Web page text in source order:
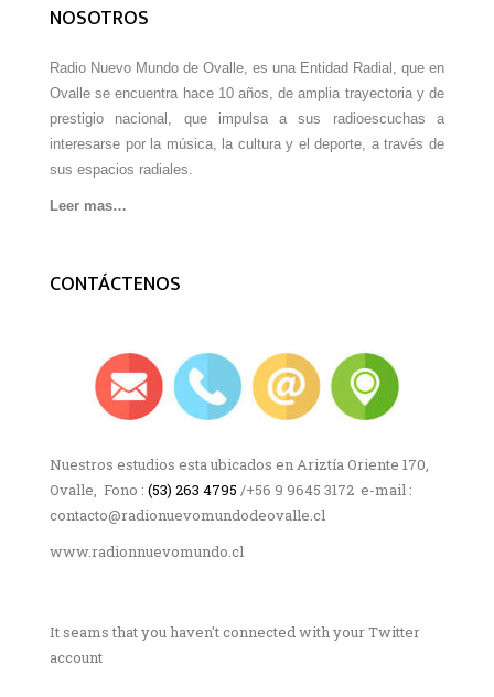
NOSOTROS
Radio Nuevo Mundo de Ovalle, es una Entidad Radial, que en
Ovalle se encuentra hace 10 años, de amplia trayectoria y de
prestigio nacional, que impulsa a sus radioescuchas a
interesarse por la música, la cultura y el deporte, a través de
sus espacios radiales.
Leer mas…
CONTÁCTENOS
Nuestros estudios esta ubicados en Ariztía Oriente 170,
Ovalle, Fono : (53) 263 4795 /+56 9 9645 3172 e-mail :
contacto@radionuevomundodeovalle.cl
www.radionnuevomundo.cl
It seams that you haven't connected with your Twitter
account